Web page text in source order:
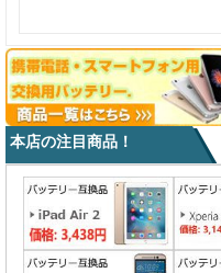
本店の注目商品！